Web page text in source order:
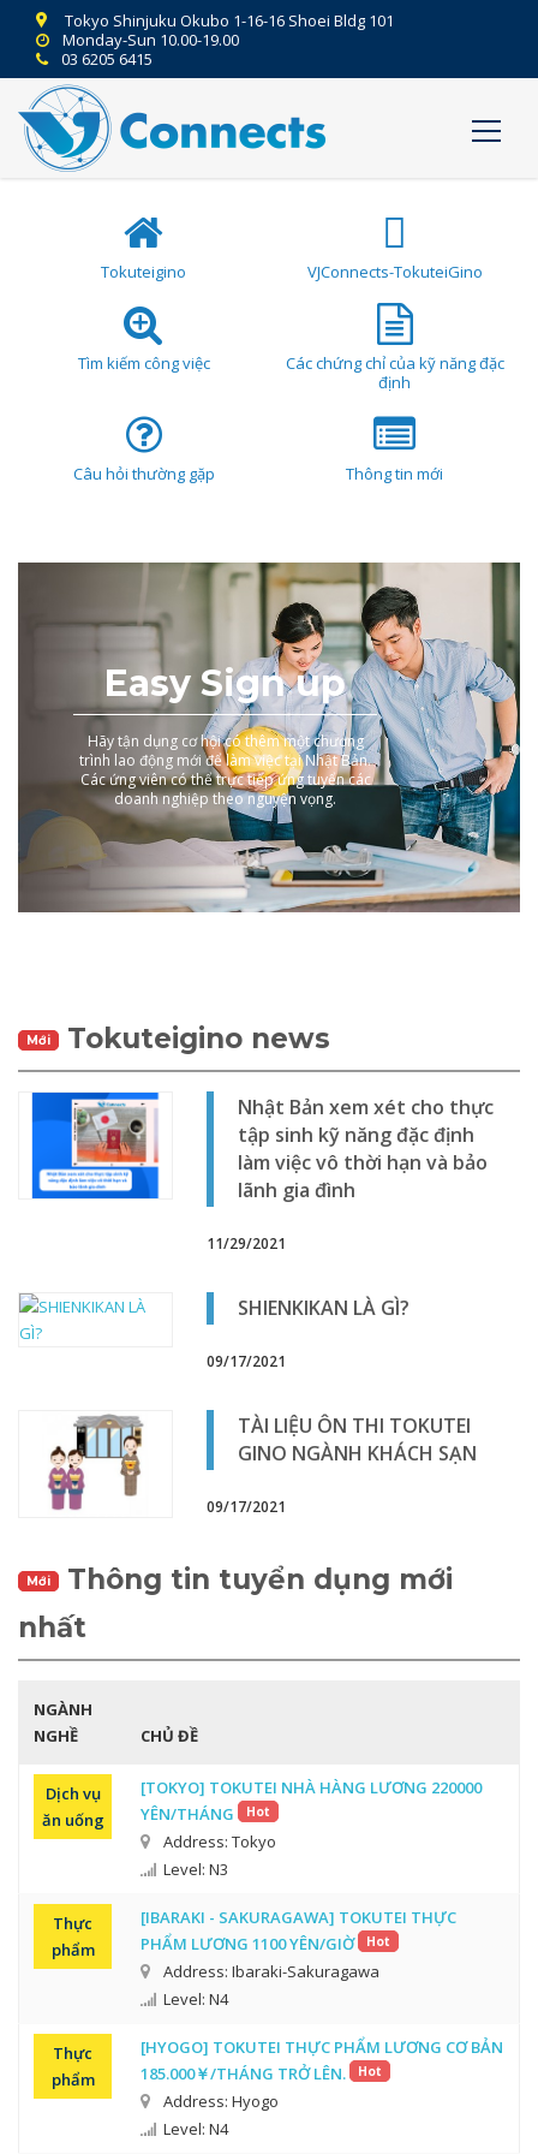
Tokyo Shinjuku Okubo 1-16-16 Shoei Bldg 101
Monday-Sun 10.00-19.00
03 6205 6415
Tokuteigino VJConnects-TokuteiGino
Tìm kiếm công việc
Các chứng chỉ của kỹ năng đặc
định
Câu hỏi thường gặp Thông tin mới
Easy Sign up
Hãy tận dụng cơ hội có thêm một chương
trình lao động mới để làm việc tại Nhật Bản.
Các ứng viên có thể trực tiếp ứng tuyển các
doanh nghiệp theo nguyện vọng.
Mới Tokuteigino news
Nhật Bản xem xét cho thực
tập sinh kỹ năng đặc định
làm việc vô thời hạn và bảo
lãnh gia đình
11/29/2021
SHIENKIKAN LÀ GÌ?
09/17/2021
TÀI LIỆU ÔN THI TOKUTEI
GINO NGÀNH KHÁCH SẠN
09/17/2021
Mới
Thông tin tuyển dụng mới
nhất
NGÀNH
NGHỀ
CHỦ ĐỀ
Dịch vụ
ăn uống
[TOKYO] TOKUTEI NHÀ HÀNG LƯƠNG 220000
YÊN/THÁNG
Hot
Address: Tokyo
Level: N3
Thực
phẩm
[IBARAKI - SAKURAGAWA] TOKUTEI THỰC
PHẨM LƯƠNG 1100 YÊN/GIỜ
Hot
Address: Ibaraki-Sakuragawa
Level: N4
Thực
phẩm
[HYOGO] TOKUTEI THỰC PHẨM LƯƠNG CƠ BẢN
185.000￥/THÁNG TRỞ LÊN.
Hot
Address: Hyogo
Level: N4